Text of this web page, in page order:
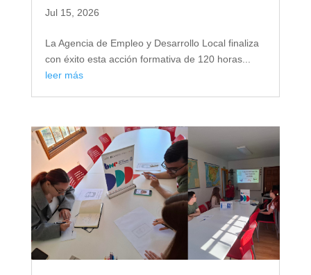
Jul 15, 2026
La Agencia de Empleo y Desarrollo Local finaliza
con éxito esta acción formativa de 120 horas...
leer más